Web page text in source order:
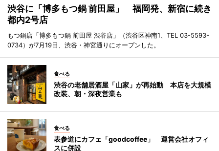
渋谷に「博多もつ鍋 前田屋」 福岡発、新宿に続き
都内2号店
もつ鍋店「博多もつ鍋 前田屋 渋谷店」（渋谷区神南1、TEL 03-5593-
0734）が7月19日、渋谷・神宮通りにオープンした。
食べる
渋谷の老舗居酒屋「山家」が再始動 本店を大規模
改装、朝・深夜営業も
食べる
表参道にカフェ「goodcoffee」 運営会社オフィ
スに併設